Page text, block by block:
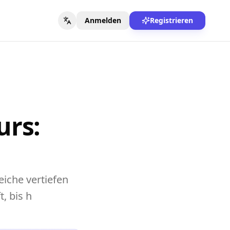
Anmelden Registrieren
vertiefen
bis h